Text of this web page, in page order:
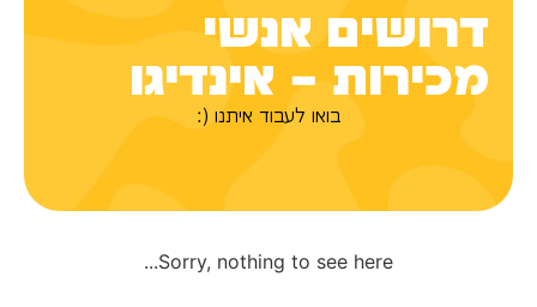
דרושים אנשי
מכירות – אינדיגו
בואו לעבוד איתנו (:
Sorry, nothing to see here...